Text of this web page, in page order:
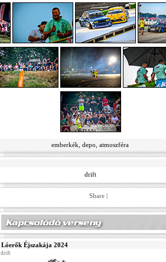
emberkék, depo, atmoszféra
drift
Share |
Lóerők Éjszakája 2024
drift